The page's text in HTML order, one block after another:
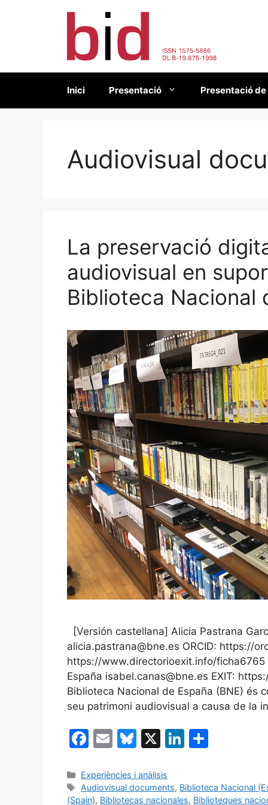
Inici Presentació Presentació
Audiovisual
La preservació
audiovisual en
Biblioteca Nacional
[Versión castellana] Alicia Pastrana
alicia.pastrana@bne.es ORCID: https://
https://www.directorioexit.info/ficha6765
España isabel.canas@bne.es EXIT:
Biblioteca Nacional de España (BNE) és
seu patrimoni audiovisual a causa de la
F
c
e
E
ai
l
Bl
e
s
X
Li
e p
Categories
Experiències i anàlisis
Etiquetes
Audiovisual documents, Biblioteca Nacional
(Spain), Bibliotecas nacionales, Biblioteques